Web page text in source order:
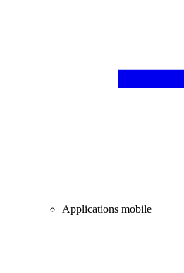
Applications mobile